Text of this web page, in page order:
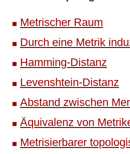
Metrischer Raum
Durch eine Metrik
Hamming-Distanz
Levenshtein-Distanz
Abstand zwischen
Äquivalenz von
Metrisierbarer